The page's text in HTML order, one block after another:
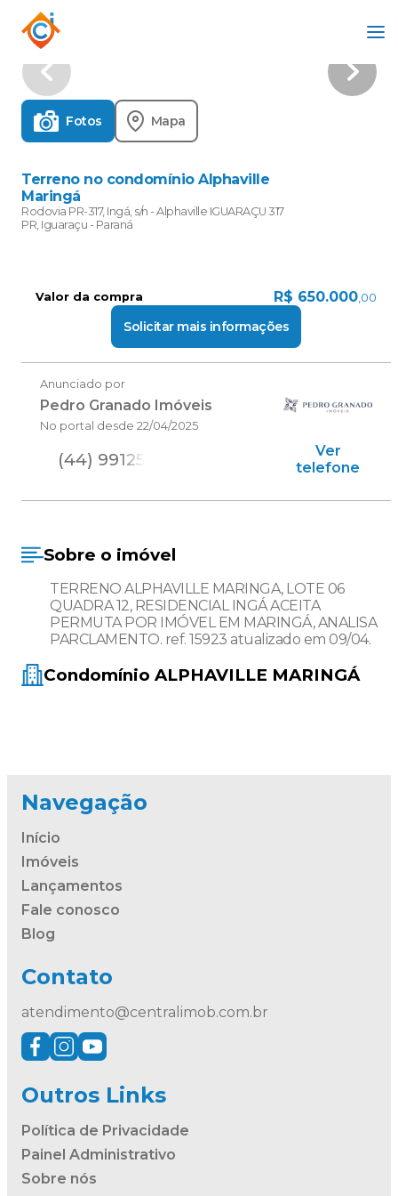
Fotos Mapa
Terreno no condomínio Alphaville
Maringá
Rodovia PR-317, Ingá, s/n - Alphaville IGUARAÇU 317
PR, Iguaraçu - Paraná
Valor da compra R$ 650.000,00
Solicitar mais informações
Anunciado por
Pedro Granado Imóveis
No portal desde 22/04/2025
(44) 99125
Ver
telefone
Sobre o imóvel
TERRENO ALPHAVILLE MARINGA, LOTE 06
QUADRA 12, RESIDENCIAL INGÁ ACEITA
PERMUTA POR IMÓVEL EM MARINGÁ, ANALISA
PARCLAMENTO. ref. 15923 atualizado em 09/04.
Condomínio ALPHAVILLE MARINGÁ
Navegação
Início
Imóveis
Lançamentos
Fale conosco
Blog
Contato
atendimento@centralimob.com.br
Outros Links
Política de Privacidade
Painel Administrativo
Sobre nós